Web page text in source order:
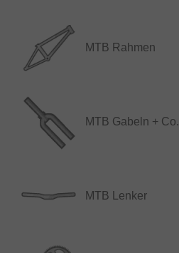
MTB Rahmen
MTB Gabeln + Co.
MTB Lenker